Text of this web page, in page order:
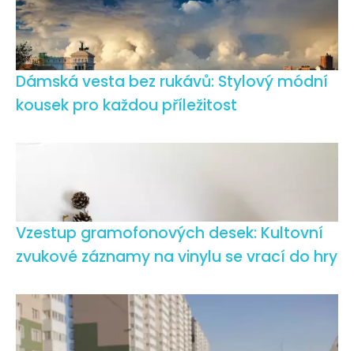
Dámská vesta bez rukávů: Stylový módní
kousek pro každou příležitost
Vzestup gramofonových desek: Kultovní
zvukové záznamy na vinylu se vrací do hry